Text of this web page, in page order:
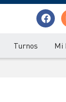
Turnos Mi